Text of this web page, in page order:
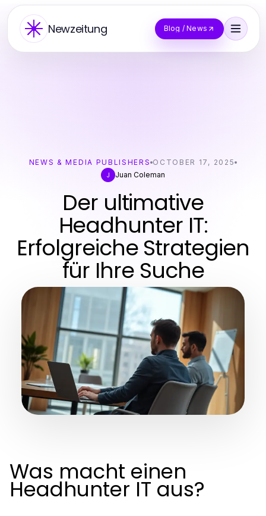
Newzeitung Blog / News
NEWS & MEDIA PUBLISHERS OCTOBER 17, 2025
J
Juan Coleman
Der ultimative
Headhunter IT:
Erfolgreiche Strategien
für Ihre Suche
Was macht einen
Headhunter IT aus?